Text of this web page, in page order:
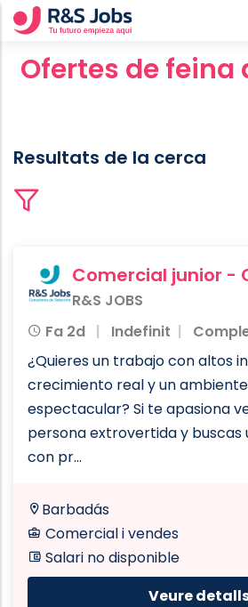
Ofertes de feina
Resultats de la cerca
Comercial junior -
R&S JOBS
Fa 2d
Indefinit
¿Quieres un trabajo con altos
crecimiento real y un
espectacular? Si te apasiona
persona extrovertida y buscas
con pr...
Barbadás
Comercial i vendes
Salari no disponible
Veure